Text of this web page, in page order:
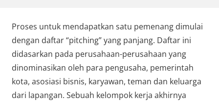
Proses untuk mendapatkan satu pemenang dimulai
dengan daftar “pitching” yang panjang. Daftar ini
didasarkan pada perusahaan-perusahaan yang
dinominasikan oleh para pengusaha, pemerintah
kota, asosiasi bisnis, karyawan, teman dan keluarga
dari lapangan. Sebuah kelompok kerja akhirnya